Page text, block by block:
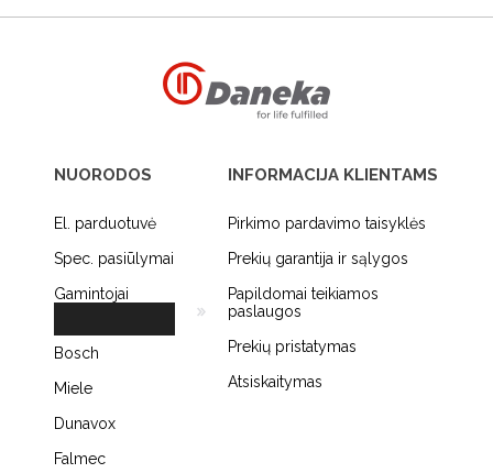
NUORODOS
El. parduotuvė
Spec. pasiūlymai
Gamintojai
Bosch
Miele
Dunavox
Falmec
INFORMACIJA KLIENTAMS
Pirkimo pardavimo taisyklės
Prekių garantija ir sąlygos
Papildomai teikiamos
paslaugos
Prekių pristatymas
Atsiskaitymas